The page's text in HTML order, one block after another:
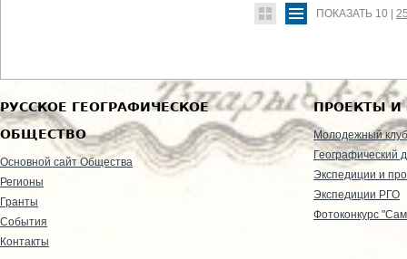
ПОКАЗАТЬ 10
РУССКОЕ ГЕОГРАФИЧЕСКОЕ
ОБЩЕСТВО
Основной сайт Общества
Регионы
Гранты
События
Контакты
ПРОЕКТЫ И
Молодежный клуб
Географический
Экспедиции и
Экспедиции РГО
Фотоконкурс